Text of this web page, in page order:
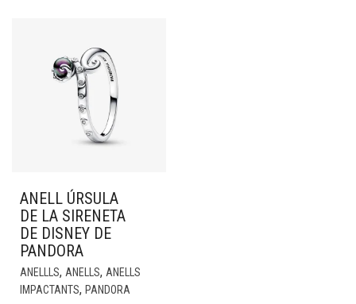
ANELL ÚRSULA
DE LA SIRENETA
DE DISNEY DE
PANDORA
ANELLLS, ANELLS, ANELLS
IMPACTANTS, PANDORA